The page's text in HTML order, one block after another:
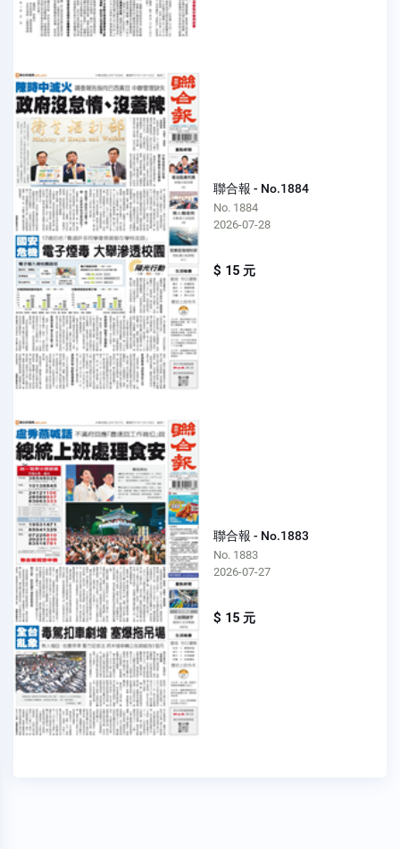
聯合報 - No.1884
No. 1884
2026-07-28
$ 15 元
聯合報 - No.1883
No. 1883
2026-07-27
$ 15 元